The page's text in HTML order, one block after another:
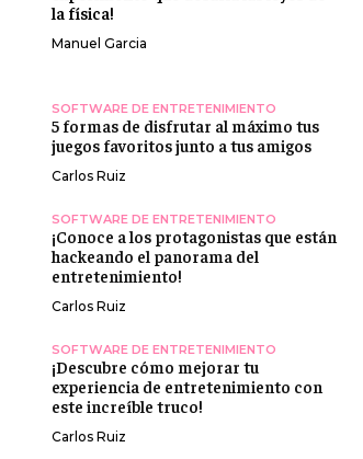
la física!
Manuel Garcia
SOFTWARE DE ENTRETENIMIENTO
5 formas de disfrutar al máximo tus
juegos favoritos junto a tus amigos
Carlos Ruiz
SOFTWARE DE ENTRETENIMIENTO
¡Conoce a los protagonistas que están
hackeando el panorama del
entretenimiento!
Carlos Ruiz
SOFTWARE DE ENTRETENIMIENTO
¡Descubre cómo mejorar tu
experiencia de entretenimiento con
este increíble truco!
Carlos Ruiz